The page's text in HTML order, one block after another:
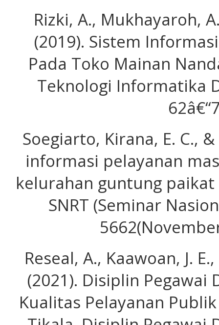
Rizki, A., Mukhayaroh,
(2019). Sistem
Pada Toko Mainan
Teknologi Informatika
Soegiarto, Kirana, E. C.,
informasi pelayanan
kelurahan guntung
SNRT (Seminar
Reseal, A., Kaawoan, J.
(2021). Disiplin Pegawai
Kualitas Pelayanan